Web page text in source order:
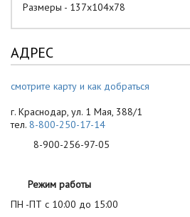
Размеры - 137х104х78
АДРЕС
смотрите карту и как добраться
г. Краснодар, ул. 1 Мая, 388/1
тел. 8-800-250-17-14
8-900-256-97-05
Режим работы
ПН -ПТ с 10:00 до 15:00